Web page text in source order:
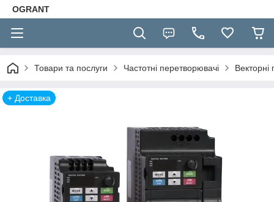
OGRANT
Товари та послуги Частотні перетворювачі Векторні
+ Доставка